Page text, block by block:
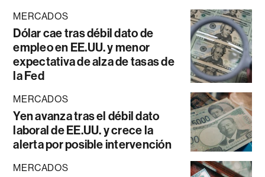
MERCADOS
Dólar cae tras débil dato de
empleo en EE.UU. y menor
expectativa de alza de tasas de
la Fed
MERCADOS
Yen avanza tras el débil dato
laboral de EE.UU. y crece la
alerta por posible intervención
MERCADOS